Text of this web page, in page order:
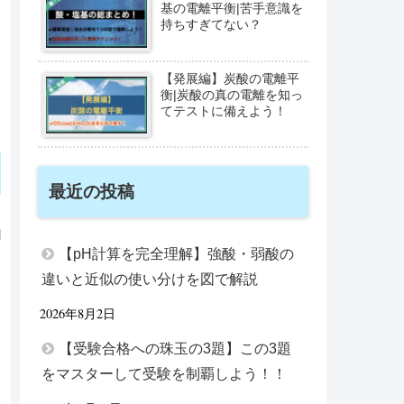
基の電離平衡|苦手意識を
持ちすぎてない？
【発展編】炭酸の電離平
衡|炭酸の真の電離を知っ
てテストに備えよう！
最近の投稿
【pH計算を完全理解】強酸・弱酸の
違いと近似の使い分けを図で解説
2026年8月2日
【受験合格への珠玉の3題】この3題
をマスターして受験を制覇しよう！！